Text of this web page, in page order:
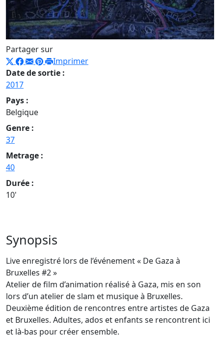
Partager sur
Imprimer
Date de sortie :
2017
Pays :
Belgique
Genre :
37
Metrage :
40
Durée :
10'
Synopsis
Live enregistré lors de l’événement « De Gaza à
Bruxelles #2 »
Atelier de film d’animation réalisé à Gaza, mis en son
lors d’un atelier de slam et musique à Bruxelles.
Deuxième édition de rencontres entre artistes de Gaza
et Bruxelles. Adultes, ados et enfants se rencontrent ici
et là-bas pour créer ensemble.